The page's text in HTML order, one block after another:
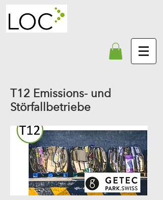
T12 Emissions- und
Störfallbetriebe